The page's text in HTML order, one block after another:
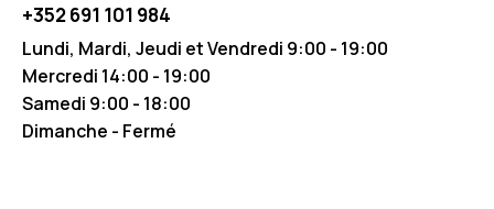
+352 691 101 984
Lundi, Mardi, Jeudi et Vendredi 9:00 - 19:00
Mercredi 14:00 - 19:00
Samedi 9:00 - 18:00
Dimanche - Fermé